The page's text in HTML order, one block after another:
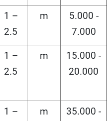
1 –
2.5
m
5.000 -
7.000
1 –
2.5
m
15.000 -
20.000
1 –
m
35.000 -